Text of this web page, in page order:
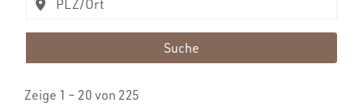
Suche
Zeige 1 – 20 von 225